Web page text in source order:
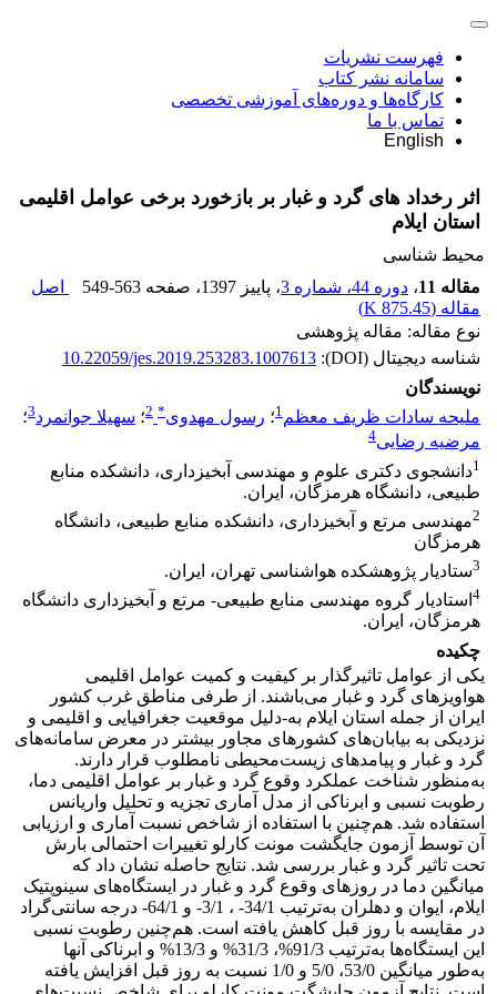
فهرست نشریات
سامانه نشر کتاب
کارگاه‌ها و دوره‌های آموزشی تخصصی
تماس با ما
English
اثر رخداد های گرد و غبار بر بازخورد برخی عوامل اقلیمی
استان ایلام
محیط شناسی
مقاله 11
، دوره 44، شماره 3 ، پاییز 1397 ، صفحه 549-563
اصل
مقاله (875.45 K
)
نوع مقاله: مقاله پژوهشی
شناسه دیجیتال (DOI):
10.22059/jes.2019.253283.1007613
نویسندگان
ملیحه سادات ظریف معظم 1؛ رسول مهدوی*
2؛ سهیلا جوانمرد3؛
مرضیه رضایی4
1دانشجوی دکتری علوم و مهندسی آبخیزداری، دانشکده منابع
طبیعی، دانشگاه هرمزگان، ایران.
2مهندسی مرتع و آبخیزداری، دانشکده منابع طبیعی، دانشگاه
هرمزگان
3ستادیار پژوهشکده هواشناسی تهران، ایران.
4 استادیار گروه مهندسی منابع طبیعی- مرتع و آبخیزداری دانشگاه
هرمزگان، ایران.
چکیده
یکی از عوامل تاثیرگذار بر کیفیت و کمیت عوامل اقلیمی
هواویزهای گرد و غبار می‌باشند. از طرفی مناطق غرب کشور
ایران از جمله استان ایلام به-دلیل موقعیت جغرافیایی و اقلیمی و
نزدیکی به بیابان‌های کشورهای مجاور بیشتر در معرض سامانه‌های
گرد و غبار و پیامدهای زیست‌محیطی نامطلوب قرار دارند.
به‌منظور شناخت عملکرد وقوع گرد و غبار بر عوامل اقلیمی دما،
رطوبت نسبی و ابرناکی از مدل آماری تجزیه و تحلیل واریانس
استفاده شد. هم‌چنین با استفاده از شاخص نسبت آماری و ارزیابی
آن توسط آزمون جایگشت مونت کارلو تغییرات احتمالی بارش
تحت تاثیر گرد و غبار بررسی شد. نتایج حاصله نشان داد که
میانگین دما در روزهای وقوع گرد و غبار در ایستگاه‌های سینوپتیک
ایلام، ایوان و دهلران به‌ترتیب 34/1- ، 3/1- و 64/1- درجه سانتی‌گراد
در مقایسه با روز قبل کاهش یافته است. هم‌چنین رطوبت نسبی
این ایستگاه‌ها به‌ترتیب 91/3%، 31/3% و 13/3% و ابرناکی آنها
به‌طور میانگین 53/0، 5/0 و 1/0 نسبت به روز قبل افزایش یافته